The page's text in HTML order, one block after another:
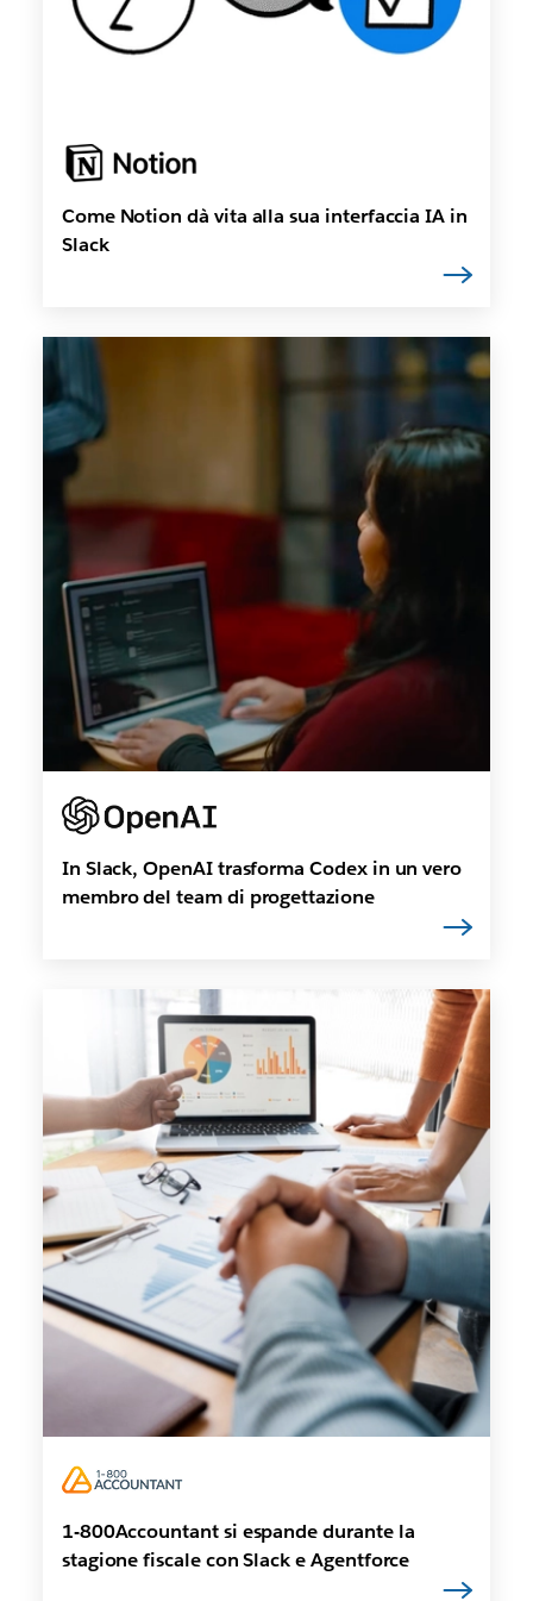
Come Notion dà vita alla sua interfaccia IA in
Slack
In Slack, OpenAI trasforma Codex in un vero
membro del team di progettazione
1-800Accountant si espande durante la
stagione fiscale con Slack e Agentforce